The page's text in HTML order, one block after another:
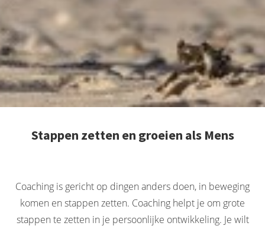
Stappen zetten en groeien als Mens
Coaching is gericht op dingen anders doen, in beweging
komen en stappen zetten. Coaching helpt je om grote
stappen te zetten in je persoonlijke ontwikkeling. Je wilt